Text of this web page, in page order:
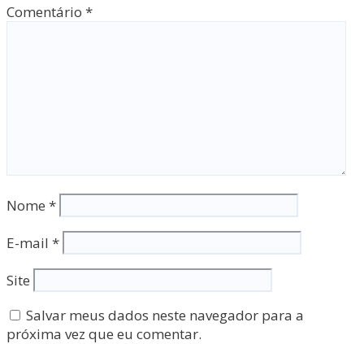
Comentário *
Nome *
E-mail *
Site
Salvar meus dados neste navegador para a
próxima vez que eu comentar.